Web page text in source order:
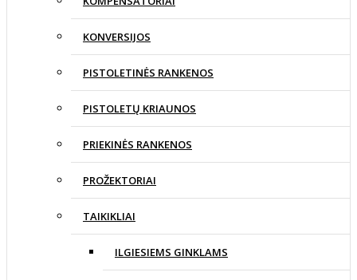
KONVERSIJOS
PISTOLETINĖS RANKENOS
PISTOLETŲ KRIAUNOS
PRIEKINĖS RANKENOS
PROŽEKTORIAI
TAIKIKLIAI
ILGIESIEMS GINKLAMS